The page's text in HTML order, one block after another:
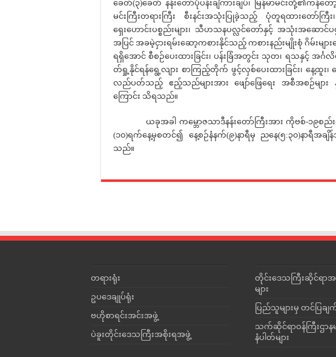
ခေတ်(၃)ခေတ် နန်းတော်ပုံပန်းချီကားချပ်၊ မြန်မာမင်းတို့၏ကန်တေ
မင်းကြီးတရားကြီး စီးနင်းအသုံးပြုခဲ့သည့် ပုံတူရထားတော်
ရှေးဟောင်းပစ္စည်းများ၊ သီဟသနပလ္လင်တော်နှင့် အသုံးအဆောင်ပစ္
အပြင် အခမဲ့ငှားရမ်းဆော့ကစားနိုင်သည့် ကစားနည်းမျိုးစုံ ဂိမ်းမျ
ရရှိအောင် စီစဉ်ပေးထားခြင်း၊ ပန်းခြံအတွင်း သုတ၊ ရသနှင့် အင်္ဂလိ
တ်ရှု့နိုင်ရန်ရွေ့လျား စာကြည့်တိုက် ဖွင့်လှစ်ပေးထားခြင်း၊ နေ့ထူး၊
လည်ပတ်သည့် ဧည့်သည်များအား ဖျော်ဖြေရေး အစီအစဉ်များ
ကြောင်း သိရသည်။
ယခုအခါ ကမ္ဘောဇသာဒီနန်းတော်ကြီးအား ကိုဗစ်-၁၉စည်းက
(၁၀)ရက်နေ့မှစတင်၍ နေ့စဉ်နံနက်(၉)နာရီမှ ညနေ(၅:၃၀)နာရီအ
သည်။
တရားရုံး
ဥပဒေချုပ်ရုံး
ဗဟိုစာရင်းအင်းအဖွဲ့
ပဲခူးတိုင်းဒေသကြီးအစိုးရအဖွဲ့
တိုင်းဒေသကြီးဆိုင်ရ
များ
ပြည်သူများမှ တင်ပြချက်
သက်ဆိုင်ရာဝန်ကြီးဌာနမ
နံပါတ်များ